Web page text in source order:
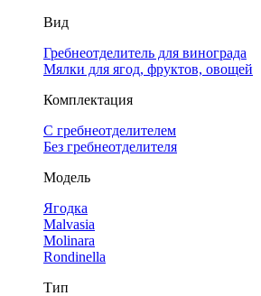
Вид
Гребнеотделитель для винограда
Мялки для ягод, фруктов, овощей
Комплектация
С гребнеотделителем
Без гребнеотделителя
Модель
Ягодка
Malvasia
Molinara
Rondinella
Тип